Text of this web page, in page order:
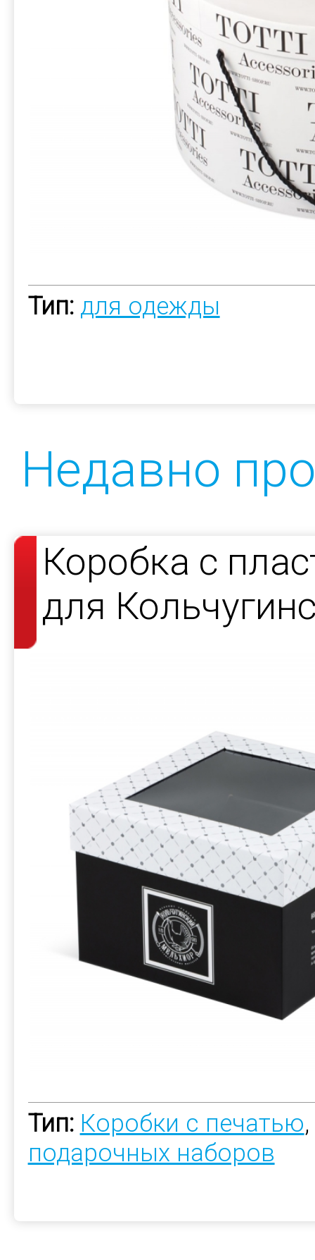
Тип: для одежды
Недавно
Коробка с
для
Тип: Коробки с печатью,
подарочных наборов